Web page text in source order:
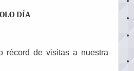
DÍA
récord de visitas a nuestra